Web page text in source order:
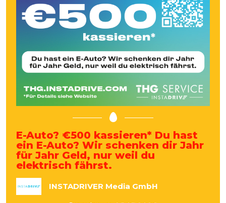
E-Auto? €500 kassieren* Du hast
ein E-Auto? Wir schenken dir Jahr
für Jahr Geld, nur weil du
elektrisch fährst.
INSTADRIVER Media GmbH